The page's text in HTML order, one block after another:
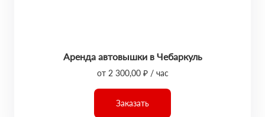
Аренда автовышки в Чебаркуль
от 2 300,00 ₽ / час
Заказать